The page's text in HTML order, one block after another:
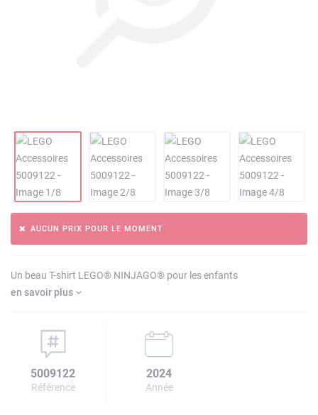
AUCUN PRIX POUR LE MOMENT
Un beau T-shirt LEGO® NINJAGO® pour les enfants
en savoir plus
5009122
Référence
2024
Année